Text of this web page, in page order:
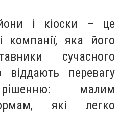
і кіоски – це
компанії, яка його
сучасного
перевагу
рішенню: малим
які легко